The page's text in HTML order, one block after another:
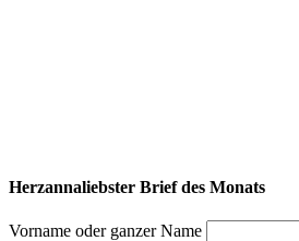
Herzannaliebster Brief des Monats
Vorname oder ganzer Name